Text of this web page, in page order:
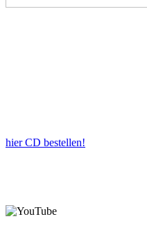
hier CD bestellen!